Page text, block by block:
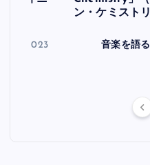
30, 2023
ン・ケミストリ
音楽を語